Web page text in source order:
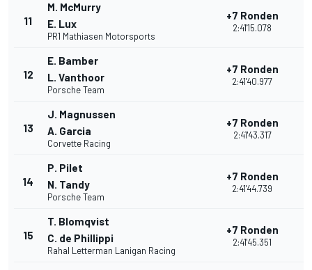
11
M. McMurry
E. Lux
PR1 Mathiasen Motorsports
+7 Ronden
2:41'15.078
12
E. Bamber
L. Vanthoor
Porsche Team
+7 Ronden
2:41'40.977
13
J. Magnussen
A. Garcia
Corvette Racing
+7 Ronden
2:41'43.317
14
P. Pilet
N. Tandy
Porsche Team
+7 Ronden
2:41'44.739
15
T. Blomqvist
C. de Phillippi
Rahal Letterman Lanigan Racing
+7 Ronden
2:41'45.351